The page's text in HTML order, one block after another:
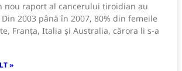
nou raport al cancerului tiroidian au
2003 până în 2007, 80% din femeile
Franța, Italia și Australia, cărora li s-a
»